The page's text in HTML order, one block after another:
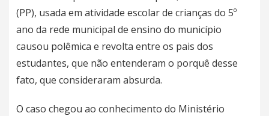
(PP), usada em atividade escolar de crianças do 5º
ano da rede municipal de ensino do município
causou polêmica e revolta entre os pais dos
estudantes, que não entenderam o porquê desse
fato, que consideraram absurda.
O caso chegou ao conhecimento do Ministério